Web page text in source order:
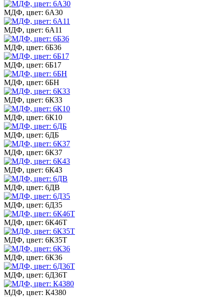
МДФ, цвет: 6А30
МДФ, цвет: 6А11
МДФ, цвет: 6Б36
МДФ, цвет: 6Б17
МДФ, цвет: 6БН
МДФ, цвет: 6К33
МДФ, цвет: 6К10
МДФ, цвет: 6ДБ
МДФ, цвет: 6К37
МДФ, цвет: 6К43
МДФ, цвет: 6ДВ
МДФ, цвет: 6Д35
МДФ, цвет: 6К46Т
МДФ, цвет: 6К35Т
МДФ, цвет: 6К36
МДФ, цвет: 6Д36Т
МДФ, цвет: К4380